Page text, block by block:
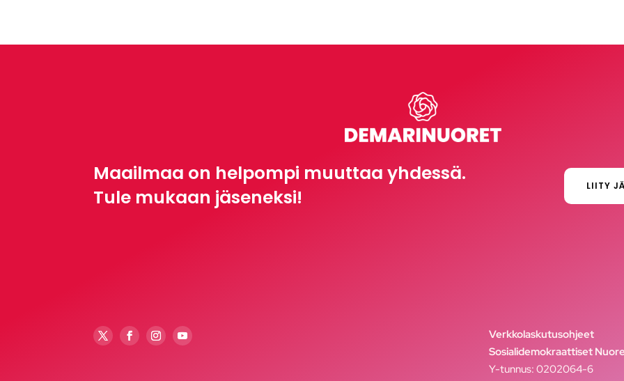
Maailmaa on helpompi muuttaa yhdessä.
Tule mukaan jäseneksi!
LIITY
Verkkolaskutusohjeet
Sosialidemokraattiset
Y-tunnus: 0202064-6